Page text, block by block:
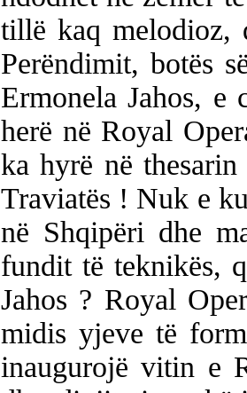
tillë kaq melodioz,
Perëndimit, botës
Ermonela Jahos, e
herë në Royal
ka hyrë në
Traviatës ! Nuk e
në Shqipëri dhe
fundit të teknikës,
Jahos ? Royal
midis yjeve të
inaugurojë vitin e